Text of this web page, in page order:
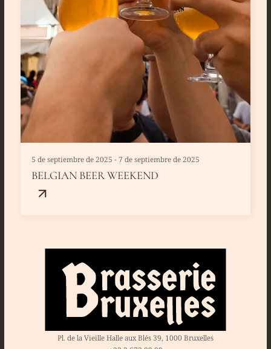
5 de septiembre de 2025 - 7 de septiembre de 2025
BELGIAN BEER WEEKEND
Pl. de la Vieille Halle aux Blés 39, 1000 Bruxelles